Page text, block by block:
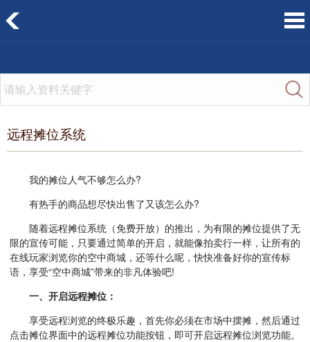
远程摊位系统
我的摊位人气不够怎么办?
有热手的商品想尽快出售了又该怎么办?
随着远程摊位系统（免费开放）的推出，为有限的摊位提供了无
限的宣传可能，只要通过简单的开启，就能像拍卖行一样，让所有的
在线玩家浏览你的空中商城，还等什么呢，快快准备好你的宣传标
语，享受“空中商城”带来的非凡体验吧!
一、开启远程摊位：
享受远程浏览的终极乐趣，首先你必须在市场中摆摊，然后通过
点击摊位界面中的远程摊位功能按钮，即可开启远程摊位浏览功能。